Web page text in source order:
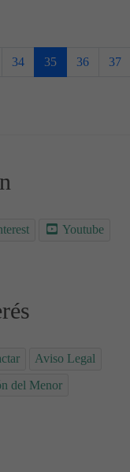
34 35 36 37
Youtube
Aviso Legal
del Menor